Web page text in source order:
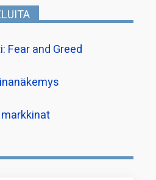
Fear and Greed